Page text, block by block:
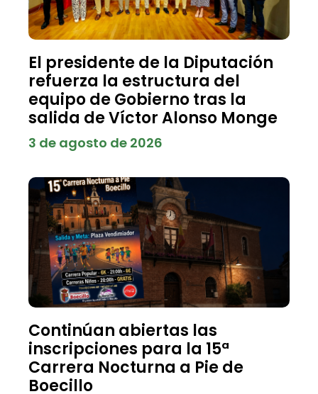
El presidente de la Diputación
refuerza la estructura del
equipo de Gobierno tras la
salida de Víctor Alonso Monge
3 de agosto de 2026
Continúan abiertas las
inscripciones para la 15ª
Carrera Nocturna a Pie de
Boecillo